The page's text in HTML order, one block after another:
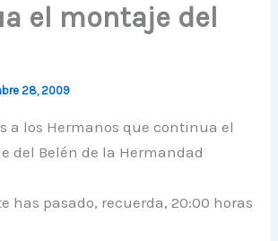
el montaje del
28, 2009
a los Hermanos que continua el
del Belén de la Hermandad
has pasado, recuerda, 20:00 horas